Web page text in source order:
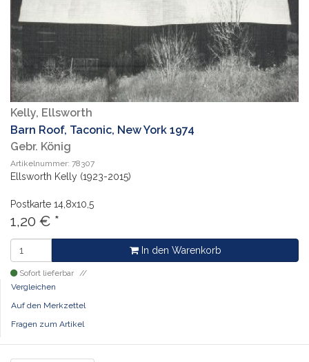
Kelly, Ellsworth
Barn Roof, Taconic, New York 1974
Gebr. König
Artikelnummer: 78307
Ellsworth Kelly (1923-2015)
Postkarte 14,8x10,5
1,20 € *
In den Warenkorb
Sofort lieferbar
Vergleichen
Auf den Merkzettel
Fragen zum Artikel